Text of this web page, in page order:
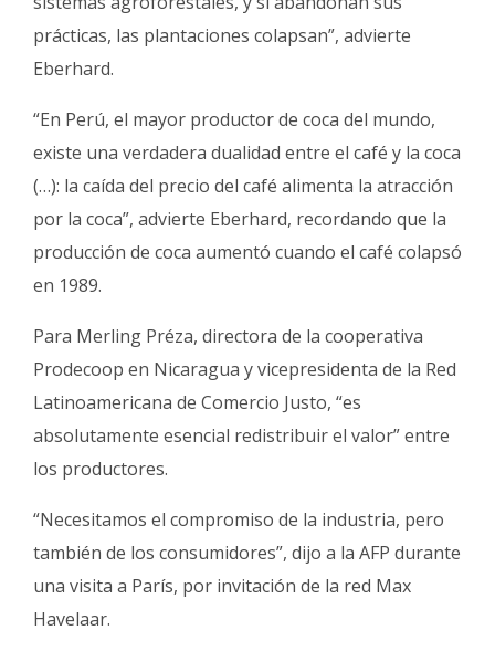
prácticas, las plantaciones colapsan”, advierte
Eberhard.
“En Perú, el mayor productor de coca del mundo,
existe una verdadera dualidad entre el café y la coca
(…): la caída del precio del café alimenta la atracción
por la coca”, advierte Eberhard, recordando que la
producción de coca aumentó cuando el café colapsó
en 1989.
Para Merling Préza, directora de la cooperativa
Prodecoop en Nicaragua y vicepresidenta de la Red
Latinoamericana de Comercio Justo, “es
absolutamente esencial redistribuir el valor” entre
los productores.
“Necesitamos el compromiso de la industria, pero
también de los consumidores”, dijo a la AFP durante
una visita a París, por invitación de la red Max
Havelaar.